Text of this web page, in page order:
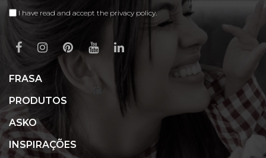
I have read and accept the privacy policy.
FRASA
PRODUTOS
ASKO
INSPIRAÇÕES